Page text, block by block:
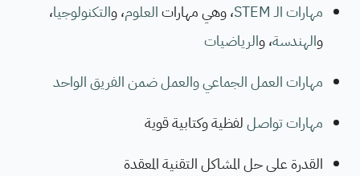
مهارات الـ STEM
، وهي مهاراتالعلوم، والتكنولوجيا،
والهندسة، والرياضيات
مهارات العمل الجماعي والعمل ضمن الفريق الواحد
مهارات تواصللفظية وكتابية قوية
القدرة على حل المشاكل التقنية المعقدة